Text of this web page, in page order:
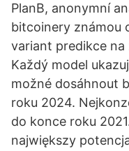
PlanB, anonymní
bitcoinery známou
variant predikce
Každý model
možné dosáhnout
roku 2024.
do konce roku
największy